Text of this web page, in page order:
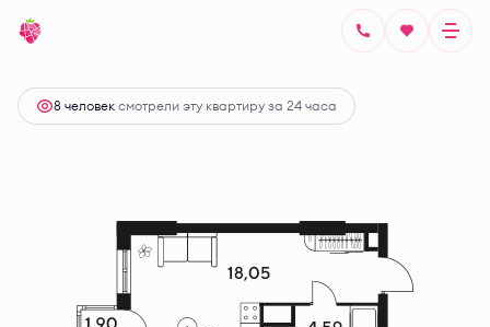
Студия Цена по запросу
8 человек смотрели эту квартиру за 24 часа